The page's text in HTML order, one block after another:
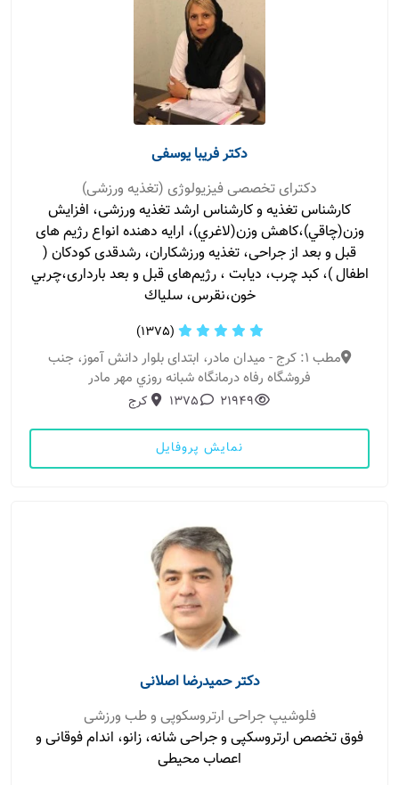
دکتر فریبا یوسفی
دکترای تخصصی فیزیولوژی (تغذیه ورزشی)
کارشناس تغذیه و کارشناس ارشد تغذیه ورزشی، افزايش
وزن(چاقي)،كاهش وزن(لاغري)، ارایه دهنده انواع رژیم های
قبل و بعد از جراحی، تغذیه ورزشکاران، رشدقدی کودکان (
اطفال )، کبد چرب، دیابت ، رژیم‌های قبل و بعد بارداری،چربي
خون،نقرس، سلياك
(1375)
مطب 1: کرج - میدان مادر، ابتدای بلوار دانش آموز، جنب
فروشگاه رفاه درمانگاه شبانه روزي مهر مادر
21949
1375 کرج
نمایش پروفایل
دکتر حمیدرضا اصلانی
فلوشیپ جراحی ارتروسکوپی و طب ورزشی
فوق تخصص ارتروسکپی و جراحی شانه، زانو، اندام فوقانی و
اعصاب محیطی